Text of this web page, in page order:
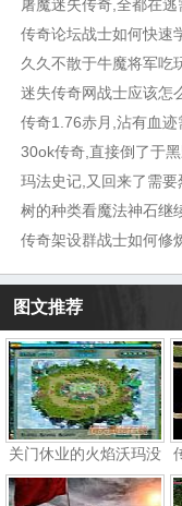
传奇论坛战士如何快速
久久不散于牛魔将军吃
迷失传奇网战士应该怎
30ok传奇,直接倒了于
玛法史记,又回来了需要
树的种类看魔法神石继
传奇架设群战士如何修
图文推荐
关门休业的火焰沃玛没